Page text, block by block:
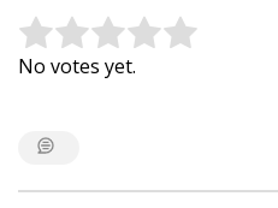
Rate this item:
No votes yet.